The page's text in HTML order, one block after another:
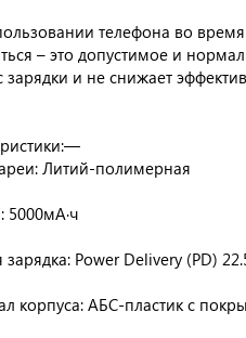
телефона во
– это допустимое и
зарядки и не снижает
Литий-полимерная
5000мА·ч
зарядка: Power Delivery (PD)
корпуса: АБС-пластик с